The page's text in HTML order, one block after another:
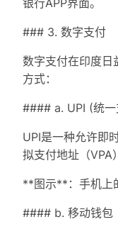
银行APP界面。
### 3. 数字支付
数字支付在印度日
方式：
#### a. UPI (统一
UPI是一种允许即
拟支付地址（VPA
**图示**：手机上
#### b. 移动钱包